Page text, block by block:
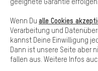
Wenn Du alle Cookies
Verarbeitung und
kannst Deine Einwilligung
Dann ist unsere Seite aber
fallen aus. Weitere Infos